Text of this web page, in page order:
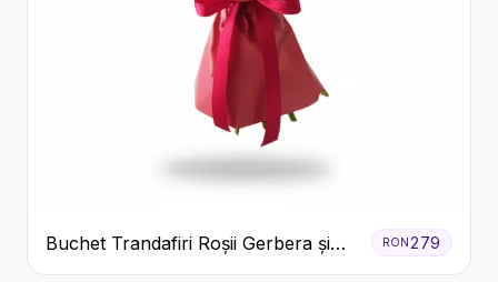
Buchet Trandafiri Roșii Gerbera și
Verdeață
RON 279